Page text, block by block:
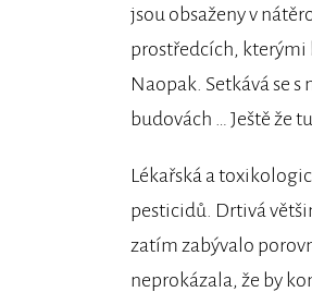
jsou obsaženy v
prostředcích, kterými
Naopak. Setkává se
budovách … Ještě že
Lékařská a
pesticidů. Drtivá
zatím zabývalo
neprokázala, že by